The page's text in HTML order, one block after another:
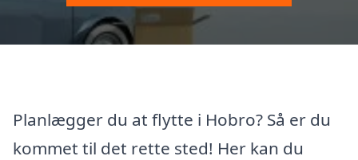
Planlægger du at flytte i Hobro? Så er du
kommet til det rette sted! Her kan du